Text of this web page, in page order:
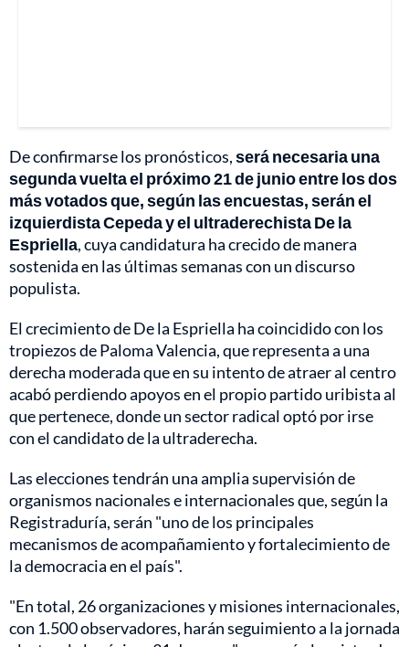
De confirmarse los pronósticos,será necesaria una
segunda vuelta el próximo 21 de junio entre los dos
más votados que, según las encuestas, serán el
izquierdista Cepeda y el ultraderechista De la
Espriella, cuya candidatura ha crecido de manera
sostenida en las últimas semanas con un discurso
populista.
El crecimiento de De la Espriella ha coincidido con los
tropiezos de Paloma Valencia, que representa a una
derecha moderada que en su intento de atraer al centro
acabó perdiendo apoyos en el propio partido uribista al
que pertenece, donde un sector radical optó por irse
con el candidato de la ultraderecha.
Las elecciones tendrán una amplia supervisión de
organismos nacionales e internacionales que, según la
Registraduría, serán "uno de los principales
mecanismos de acompañamiento y fortalecimiento de
la democracia en el país".
"En total, 26 organizaciones y misiones internacionales,
con 1.500 observadores, harán seguimiento a la jornada